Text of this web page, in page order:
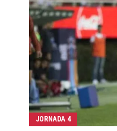
JORNADA 4